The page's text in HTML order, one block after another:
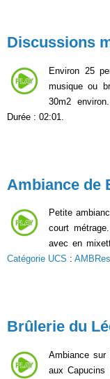
Discussions
Environ 25
musique ou
30m2
Durée : 02:01.
Ambiance de
Petite
court
avec en
Catégorie UCS :
Brûlerie du
Ambiance sur
aux Capucins